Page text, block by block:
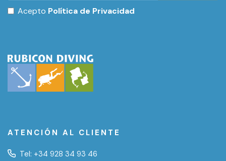
Acepto Política de Privacidad
ATENCIÓN AL CLIENTE
Tel: +34 928 34 93 46